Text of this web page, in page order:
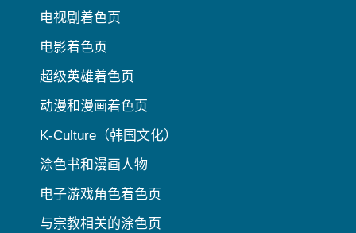
电视剧着色页
电影着色页
超级英雄着色页
动漫和漫画着色页
K-Culture（韩国文化）
涂色书和漫画人物
电子游戏角色着色页
与宗教相关的涂色页